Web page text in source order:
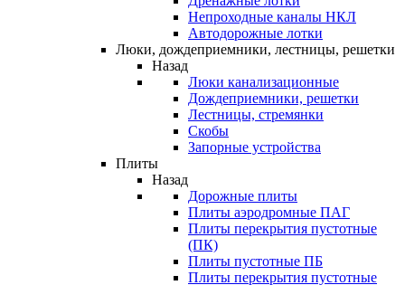
Непроходные каналы НКЛ
Автодорожные лотки
Люки, дождеприемники, лестницы, решетки
Назад
Люки канализационные
Дождеприемники, решетки
Лестницы, стремянки
Скобы
Запорные устройства
Плиты
Назад
Дорожные плиты
Плиты аэродромные ПАГ
Плиты перекрытия пустотные
(ПК)
Плиты пустотные ПБ
Плиты перекрытия пустотные